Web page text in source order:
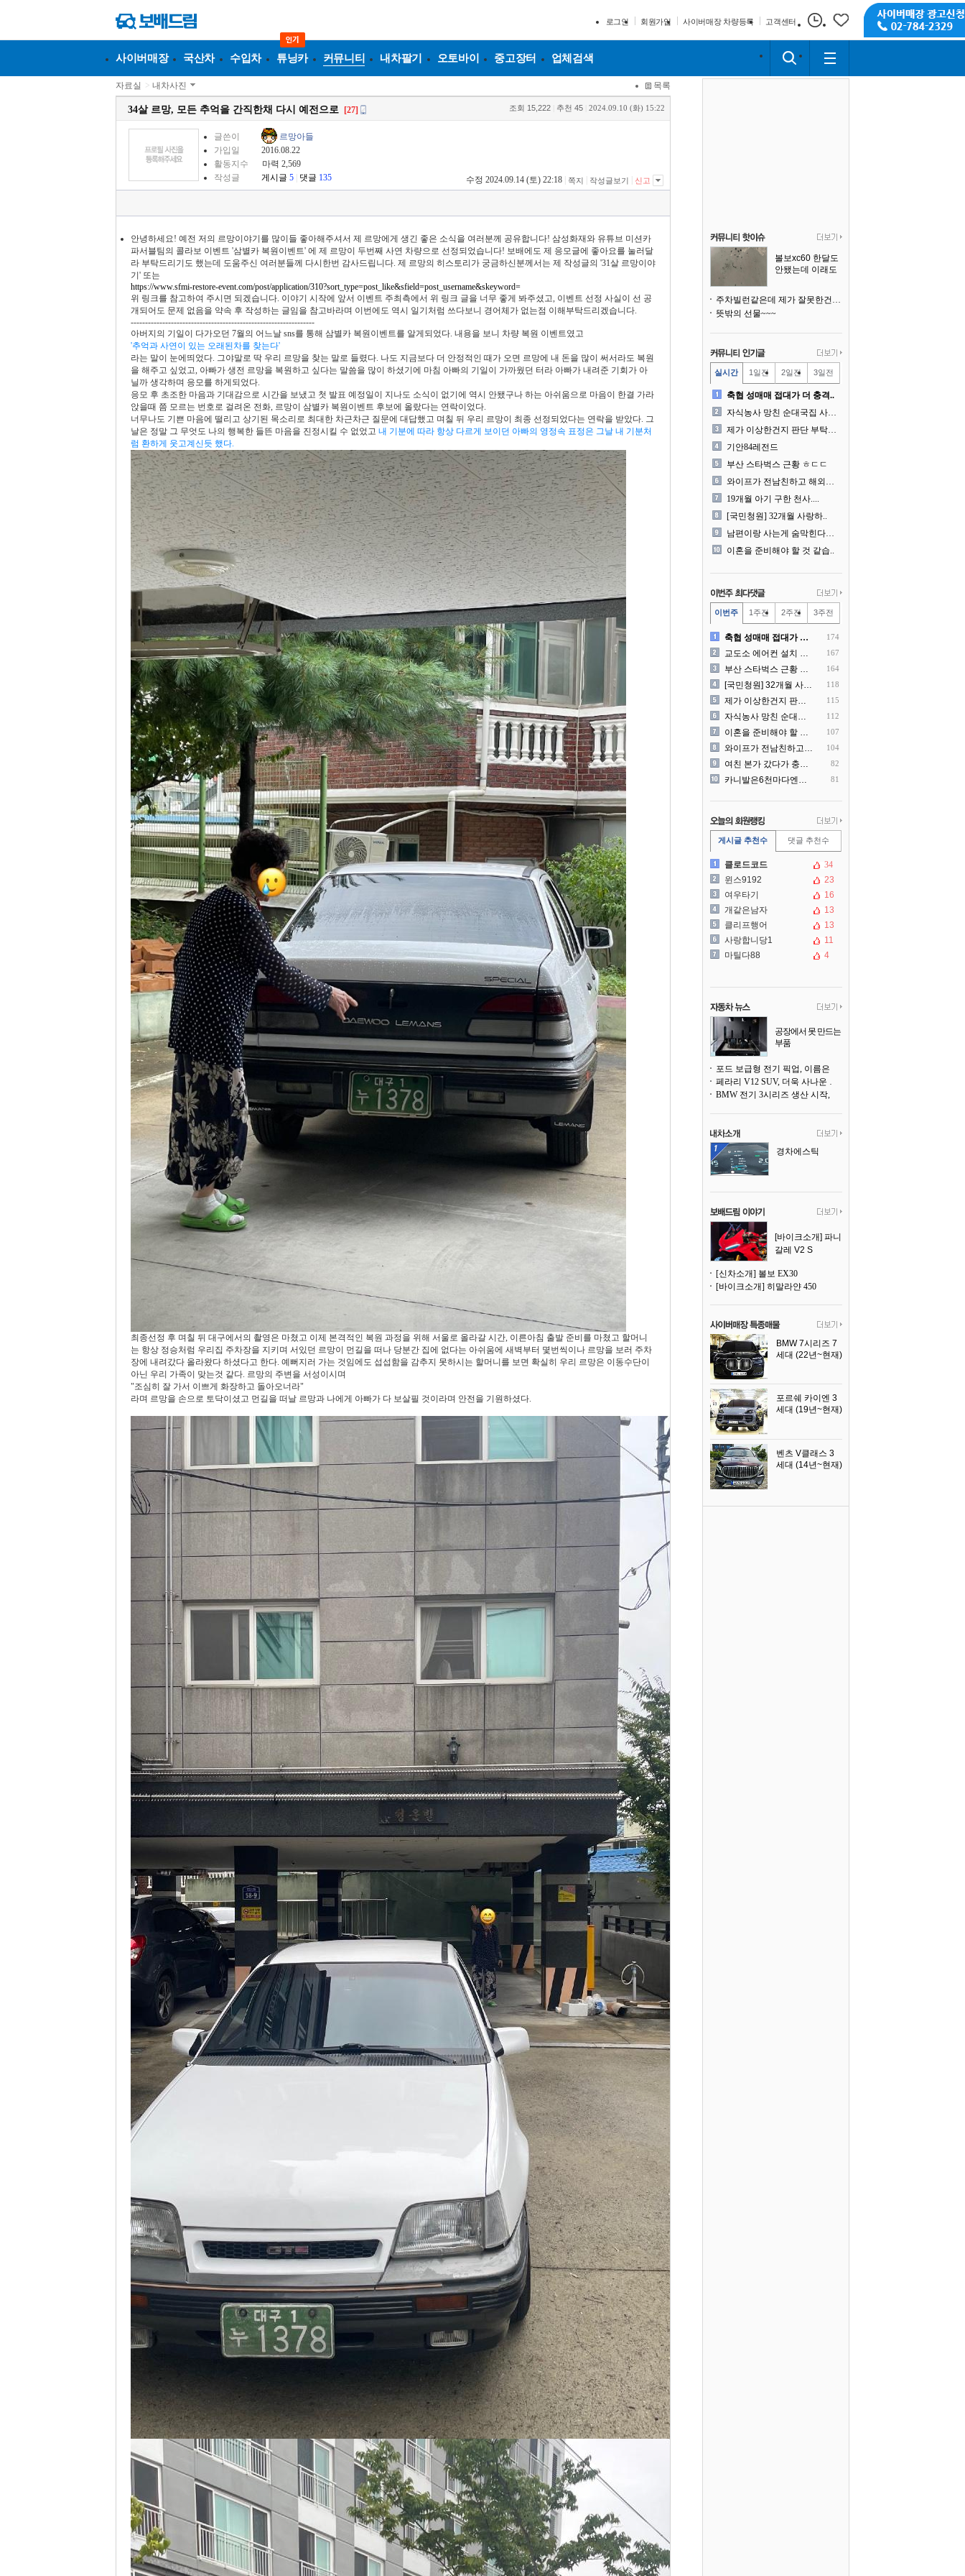
로그인 회원가입 사이버매장 차량등록 고객센터
사이버매장 국산차 수입차 튜닝카 커뮤니티 내차팔기 오토바이 중고장터 업체검색
자료실 > 내차사진 목록
34살 르망, 모든 추억을 간직한채 다시 예전으로 [27] 조회 15,222 추천 45 2024.09.10 (화) 15:22
글쓴이
르망아들
가입일
2016.08.22
활동지수
마력 2,569
작성글
게시글 5 댓글 135 수정 2024.09.14 (토) 22:18 쪽지 작성글보기 신고
안녕하세요! 예전 저의 르망이야기를 많이들 좋아해주셔서 제 르망에게 생긴 좋은 소식을 여러분께 공유합니다! 삼성화재와 유튜브 미션카
파서블팀의 콜라보 이벤트 '삼별카 복원이벤트' 에 제 르망이 두번째 사연 차량으로 선정되었습니다! 보배에도 제 응모글에 좋아요를 눌러달
라 부탁드리기도 했는데 도움주신 여러분들께 다시한번 감사드립니다. 제 르망의 히스토리가 궁금하신분께서는 제 작성글의 '31살 르망이야
기' 또는
https://www.sfmi-restore-event.com/post/application/310?sort_type=post_like&sfield=post_username&skeyword=
위 링크를 참고하여 주시면 되겠습니다. 이야기 시작에 앞서 이벤트 주최측에서 위 링크 글을 너무 좋게 봐주셨고, 이벤트 선정 사실이 선 공
개되어도 문제 없음을 약속 후 작성하는 글임을 참고바라며 이번에도 역시 일기처럼 쓰다보니 경어체가 없는점 이해부탁드리겠습니다.
----------------------------------------------------------------
아버지의 기일이 다가오던 7월의 어느날 sns를 통해 삼별카 복원이벤트를 알게되었다. 내용을 보니 차량 복원 이벤트였고
'추억과 사연이 있는 오래된차를 찾는다'
라는 말이 눈에띄었다. 그야말로 딱 우리 르망을 찾는 말로 들렸다. 나도 지금보다 더 안정적인 때가 오면 르망에 내 돈을 많이 써서라도 복원
을 해주고 싶었고, 아빠가 생전 르망을 복원하고 싶다는 말씀을 많이 하셨기에 마침 아빠의 기일이 가까웠던 터라 아빠가 내려준 기회가 아
닐까 생각하며 응모를 하게되었다.
응모 후 초조한 마음과 기대감으로 시간을 보냈고 첫 발표 예정일이 지나도 소식이 없기에 역시 안됐구나 하는 아쉬움으로 마음이 한결 가라
앉을때 쯤 모르는 번호로 걸려온 전화, 르망이 삼별카 복원이벤트 후보에 올랐다는 연락이었다.
너무나도 기쁜 마음에 떨리고 상기된 목소리로 최대한 차근차근 질문에 대답했고 며칠 뒤 우리 르망이 최종 선정되었다는 연락을 받았다. 그
날은 정말 그 무엇도 나의 행복한 들뜬 마음을 진정시킬 수 없었고 내 기분에 따라 항상 다르게 보이던 아빠의 영정속 표정은 그날 내 기분처
럼 환하게 웃고계신듯 했다.
최종선정 후 며칠 뒤 대구에서의 촬영은 마쳤고 이제 본격적인 복원 과정을 위해 서울로 올라갈 시간, 이른아침 출발 준비를 마쳤고 할머니
는 항상 정승처럼 우리집 주차장을 지키며 서있던 르망이 먼길을 떠나 당분간 집에 없다는 아쉬움에 새벽부터 몇번씩이나 르망을 보러 주차
장에 내려갔다 올라왔다 하셨다고 한다. 예뻐지러 가는 것임에도 섭섭함을 감추지 못하시는 할머니를 보면 확실히 우리 르망은 이동수단이
아닌 우리 가족이 맞는것 같다. 르망의 주변을 서성이시며
"조심히 잘 가서 이쁘게 화장하고 돌아오너라"
라며 르망을 손으로 토닥이셨고 먼길을 떠날 르망과 나에게 아빠가 다 보살필 것이라며 안전을 기원하셨다.
볼보xc60 한달도
안됐는데 이래도
주차빌런같은데 제가 잘못한건가요
뜻밖의 선물~~~
실시간 1일전 2일전 3일전
축협 성매매 접대가 더 충격..
자식농사 망친 순대국집 사장..
제가 이상한건지 판단 부탁드..
기안84레전드
부산 스타벅스 근황 ㅎㄷㄷ
와이프가 전남친하고 해외여행..
19개월 아기 구한 천사....
[국민청원] 32개월 사랑하..
남편이랑 사는게 숨막힌다는 ..
이혼을 준비해야 할 것 같습..
이번주 1주전 2주전 3주전
축협 성매매 접대가 더 충격.. 174
교도소 에어컨 설치 논란.... 167
부산 스타벅스 근황 ㅎㄷㄷ 164
[국민청원] 32개월 사랑하.. 118
제가 이상한건지 판단 부탁드.. 115
자식농사 망친 순대국집 사장.. 112
이혼을 준비해야 할 것 같습.. 107
와이프가 전남친하고 해외여행.. 104
여친 본가 갔다가 충격 먹은.. 82
카니발은6천마다엔진점검을해야.. 81
게시글 추천수 댓글 추천수
클로드코드
34
윈스9192
23
여우타기
16
개같은남자
13
클리프행어
13
사랑합니당1
11
마틸다88
4
공장에서 못 만드는
부품
어낸다
페라리 V12 SUV, 더욱 사나운 얼굴로 돌아온다
경차에스틱
[바이크소개] 파니
갈레 V2 S
[신차소개] 볼보 EX30
[바이크소개] 히말라얀 450
BMW 7시리즈 7
세대 (22년~현재)
포르쉐 카이엔 3
세대 (19년~현재)
벤츠 V클래스 3
세대 (14년~현재)